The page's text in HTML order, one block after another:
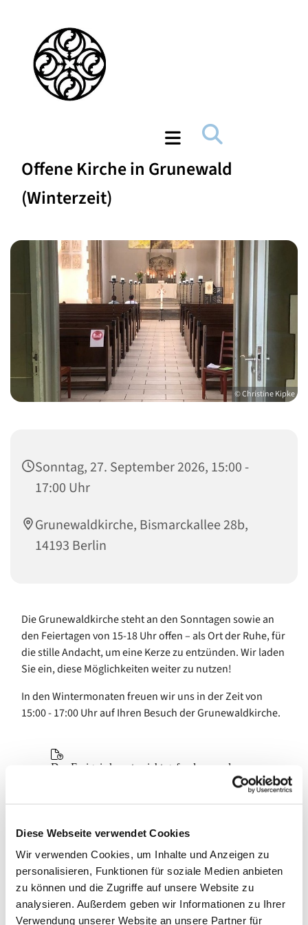
Diese Webseite verwendet Cookies
Wir verwenden Cookies, um Inhalte und Anzeigen zu
personalisieren, Funktionen für soziale Medien anbieten
zu können und die Zugriffe auf unsere Website zu
analysieren. Außerdem geben wir Informationen zu Ihrer
Verwendung unserer Website an unsere Partner für
Offene Kirche in Grunewald
(Winterzeit)
© Christine Kipke
Sonntag, 27. September 2026, 15:00 -
17:00 Uhr
Grunewaldkirche, Bismarckallee 28b,
14193 Berlin
Die Grunewaldkirche steht an den Sonntagen sowie an
den Feiertagen von 15-18 Uhr offen – als Ort der Ruhe, für
die stille Andacht, um eine Kerze zu entzünden. Wir laden
Sie ein, diese Möglichkeiten weiter zu nutzen!
In den Wintermonaten freuen wir uns in der Zeit von
15:00 - 17:00 Uhr auf Ihren Besuch der Grunewaldkirche.